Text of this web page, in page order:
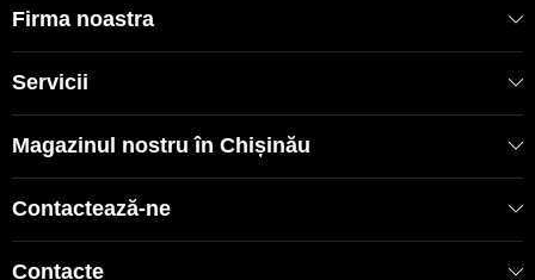
Firma noastra
Servicii
Magazinul nostru în Chișinău
Contactează-ne
Contacte